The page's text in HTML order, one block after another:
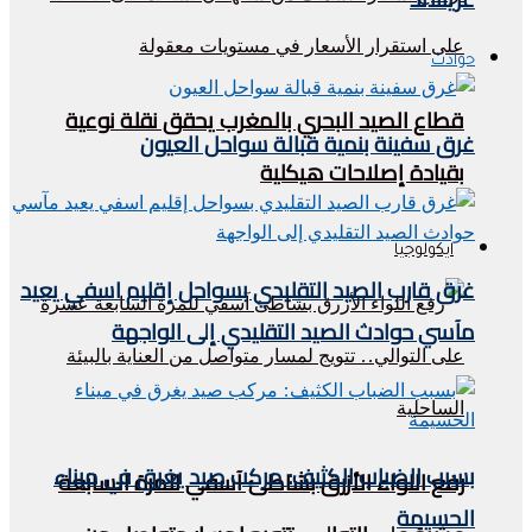
قطاع الصيد البحري بالمغرب يحقق نقلة نوعية
بقيادة إصلاحات هيكلية
ايكولوجيا
رفع اللواء الأزرق بشاطئ آسفي للمرة السابعة
حوادث
غرق سفينة بنمية قبالة سواحل العيون
غرق قارب الصيد التقليدي بسواحل إقليم اسفي يعيد
مآسي حوادث الصيد التقليدي إلى الواجهة
بسبب الضباب الكثيف: مركب صيد يغرق في ميناء
الحسيمة